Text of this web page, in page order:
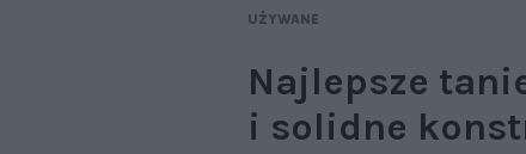
UŻYWANE
Najlepsze
i solidne